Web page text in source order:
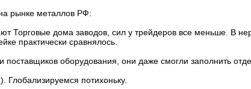
рынке металлов РФ:
Торговые дома заводов, сил у трейдеров все меньше. В
практически сравнялось.
оборудования, они даже смогли заполнить
Глобализируемся потихоньку.